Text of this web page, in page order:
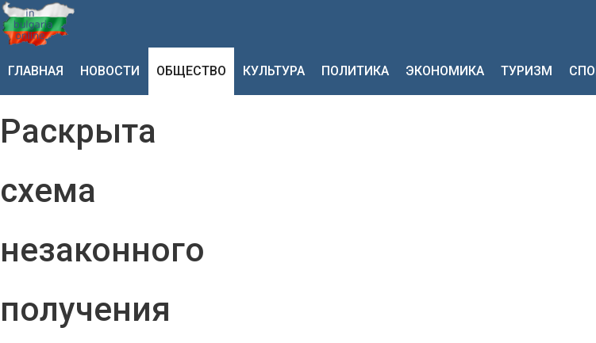
ГЛАВНАЯ НОВОСТИ ОБЩЕСТВО КУЛЬТУРА ПОЛИТИКА ЭКОНОМИКА ТУРИЗМ
Раскрыта
схема
незаконного
получения